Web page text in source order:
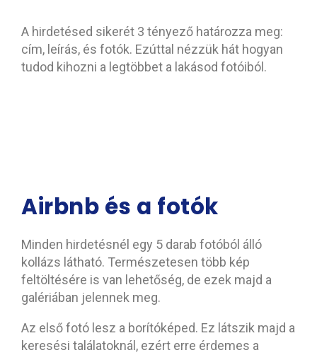
A hirdetésed sikerét 3 tényező határozza meg:
cím, leírás, és fotók. Ezúttal nézzük hát hogyan
tudod kihozni a legtöbbet a lakásod fotóiból.
Airbnb és a fotók
Minden hirdetésnél egy 5 darab fotóból álló
kollázs látható. Természetesen több kép
feltöltésére is van lehetőség, de ezek majd a
galériában jelennek meg.
Az első fotó lesz a borítóképed. Ez látszik majd a
keresési találatoknál, ezért erre érdemes a